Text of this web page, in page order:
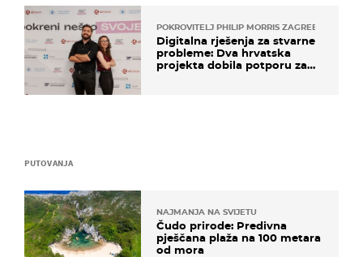
PUTOVANJA
NAJMANJA NA SVIJETU
Čudo prirode: Predivna
pješčana plaža na 100 metara
od mora
POKROVITELJ PHILIP MORRIS ZAGREB
Digitalna rješenja za stvarne
probleme: Dva hrvatska
projekta dobila potporu za